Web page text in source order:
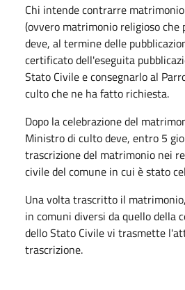
Chi intende contrarre
(ovvero matrimonio religioso
deve, al termine delle
certificato dell'eseguita
Stato Civile e consegnarlo al
culto che ne ha fatto richiesta.
Dopo la celebrazione del
Ministro di culto deve, entro 5
trascrizione del matrimonio nei
civile del comune in cui è stato
Una volta trascritto il
in comuni diversi da quello della
dello Stato Civile vi trasmette
trascrizione.